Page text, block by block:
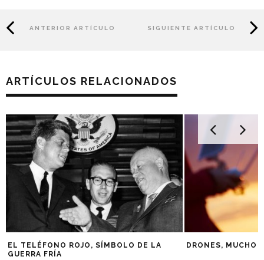
ANTERIOR ARTÍCULO SIGUIENTE ARTÍCULO
ARTÍCULOS RELACIONADOS
EL TELÉFONO ROJO, SÍMBOLO DE LA
GUERRA FRÍA
DRONES, MUCHO